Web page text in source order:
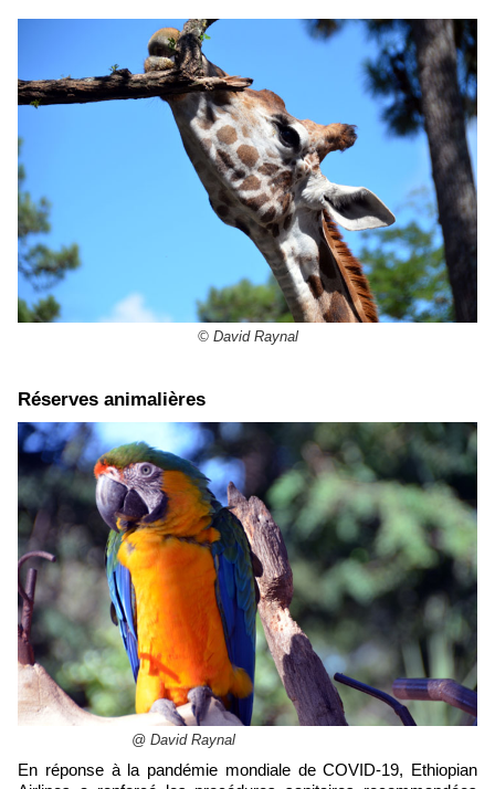
© David Raynal
Réserves animalières
@ David Raynal
En réponse à la pandémie mondiale de COVID-19, Ethiopian